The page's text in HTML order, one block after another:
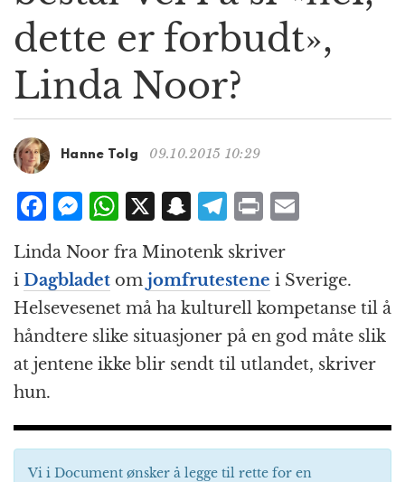
a
t
i
o
dette er forbudt»,
Linda Noor?
Hanne Tolg 09.10.2015 10:29
F
a
c
e
b
o
o
k
M
ss
e
n
g
e
W
h
at
s
A
p
p
X S
a
p
c
h
at
T
el
e
g
r
a
m
P
n
t
ai
l
Linda Noor fra Minotenk skriver
i Dagbladet om jomfrutestene i Sverige.
Helsevesenet må ha kulturell kompetanse til å
håndtere slike situasjoner på en god måte slik
at jentene ikke blir sendt til utlandet, skriver
hun.
Vi i Document ønsker å legge til rette for en